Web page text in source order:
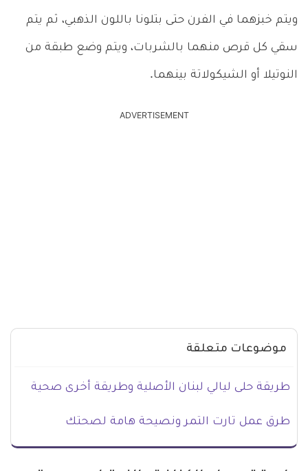
ويتم خبزهما في الفرن حتى بتلونا باللون الذهبي، ثم يتم
سقي كل قرص منهما بالشربات، ويتم وضع طبقة من
النوتيلا أو الشيكولاتة بينهما.
ADVERTISEMENT
موضوعات متعلقة
طريقة حلى ليالي لبنان الأصلية وطريقة أخرى صحية
طرق عمل تارت التمر ونصيحة هامة لصحتك